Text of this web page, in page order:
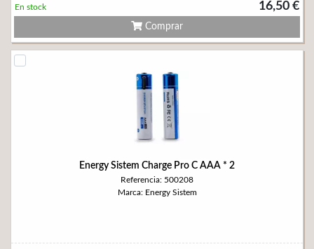
16,50 €
En stock
Comprar
Energy Sistem Charge Pro C AAA * 2
Referencia: 500208
Marca: Energy Sistem